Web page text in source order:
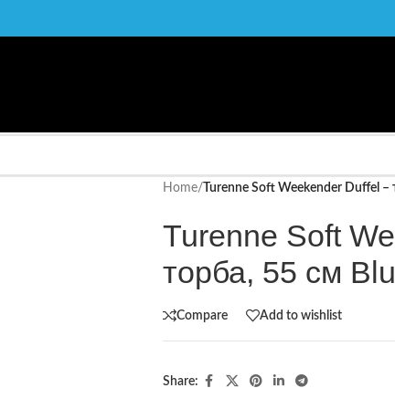
Home/ Turenne Soft Weekender Duffel –
Turenne Soft
торба, 55 см
Compare Add to wishlist
Share: